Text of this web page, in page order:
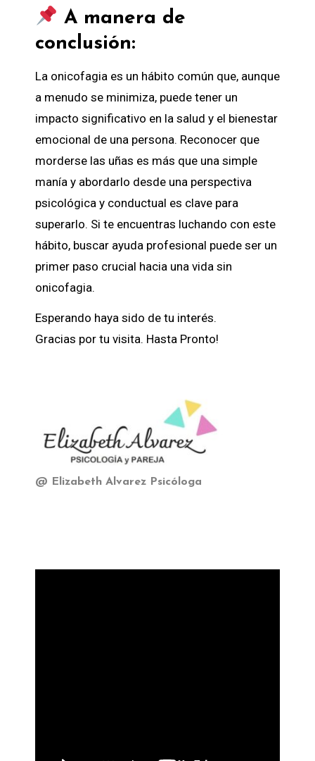
A manera de
conclusión:
La onicofagia es un hábito común que, aunque
a menudo se minimiza, puede tener un
impacto significativo en la salud y el bienestar
emocional de una persona. Reconocer que
morderse las uñas es más que una simple
manía y abordarlo desde una perspectiva
psicológica y conductual es clave para
superarlo. Si te encuentras luchando con este
hábito, buscar ayuda profesional puede ser un
primer paso crucial hacia una vida sin
onicofagia.
Esperando haya sido de tu interés.
Gracias por tu visita. Hasta Pronto!
@ Elizabeth Alvarez Psicóloga